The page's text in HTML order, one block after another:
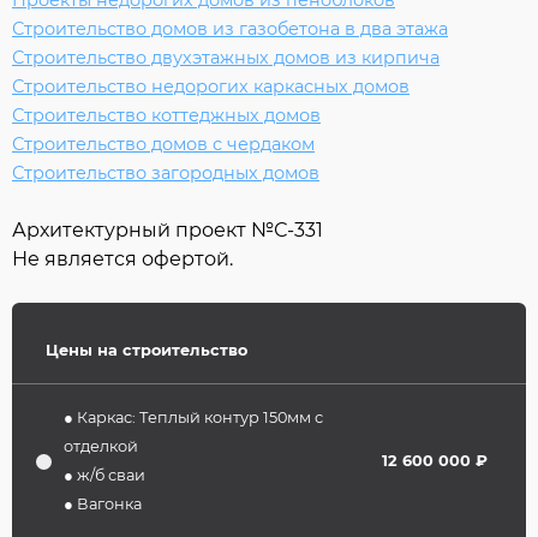
Строительство домов из газобетона в два этажа
Строительство двухэтажных домов из кирпича
Строительство недорогих каркасных домов
Строительство коттеджных домов
Строительство домов с чердаком
Строительство загородных домов
Архитектурный проект №С-331
Не является офертой.
Цены на строительство
● Каркас: Теплый контур 150мм с
отделкой
● ж/б сваи
● Вагонка
12 600 000 ₽